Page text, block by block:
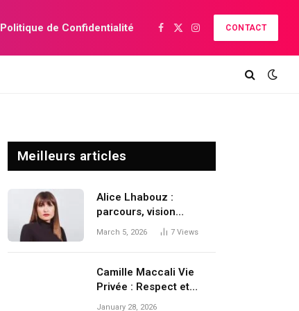
Politique de Confidentialité Facebook
X
Instagram
CONTACT
Meilleurs articles
Alice Lhabouz :
parcours, vision
financière et influence
March 5, 2026 7 Views
Camille Maccali Vie
Privée : Respect et
Discrétion au Cœur de
January 28, 2026